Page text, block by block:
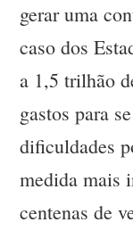
gerar uma
caso dos
a 1,5 trilhão
gastos para
dificuldades
medida mais
centenas de